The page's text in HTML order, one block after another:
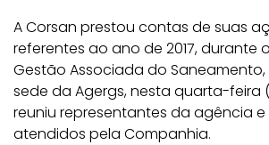
A Corsan prestou contas de suas
referentes ao ano de 2017, durante
Gestão Associada do
sede da Agergs, nesta quarta-feira
reuniu representantes da agência
atendidos pela Companhia.